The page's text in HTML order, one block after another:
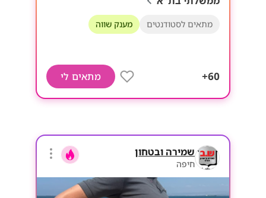
מתאים לסטודנטים מענק שווה
60+ מתאים לי
שמירה ובטחון
חיפה